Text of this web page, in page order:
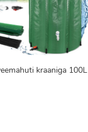
kraaniga 100L